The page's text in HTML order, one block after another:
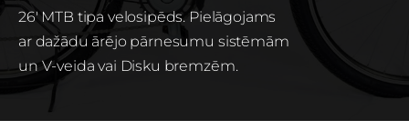
26' MTB tipa velosipēds. Pielāgojams
ar dažādu ārējo pārnesumu sistēmām
un V-veida vai Disku bremzēm.